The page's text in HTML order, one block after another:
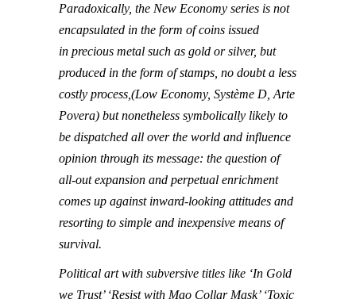
Paradoxically, the New Economy series is not
encapsulated in the form of coins issued
in precious metal such as gold or silver, but
produced in the form of stamps, no doubt a less
costly process,(Low Economy, Système D, Arte
Povera) but nonetheless symbolically likely to
be dispatched all over the world and influence
opinion through its message: the question of
all-outexpansion and perpetual enrichment
comes up against inward-looking attitudes and
resorting to simple and inexpensive means of
survival.
Political art with subversive titles like ‘In Gold
we Trust’ ‘Resist with Mao Collar Mask’ ‘Toxic